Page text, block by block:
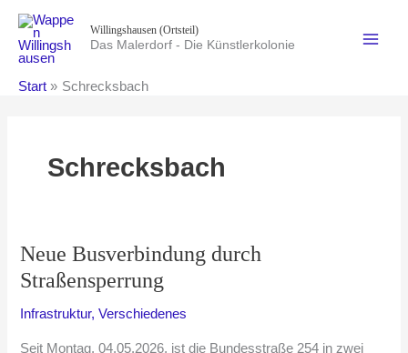
Inhalt
springen
Willingshausen (Ortsteil)
Das Malerdorf - Die Künstlerkolonie
Start Schrecksbach
Schrecksbach
Neue Busverbindung durch
Straßensperrung
Infrastruktur,Verschiedenes
Seit Montag, 04.05.2026, ist die Bundesstraße 254 in zwei